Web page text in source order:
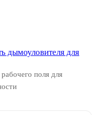
дымоуловителя для
поля для